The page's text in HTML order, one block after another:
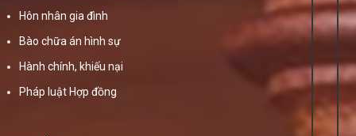
Hôn nhân gia đình
Bào chữa án hình sự
Hành chính, khiếu nại
Pháp luật Hợp đồng